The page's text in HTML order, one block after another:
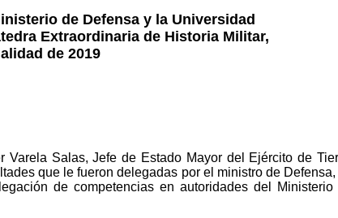
de Defensa y la Universidad
Extraordinaria de Historia Militar,
de 2019
Salas, Jefe de Estado Mayor del Ejército de
que le fueron delegadas por el ministro de Defensa,
de competencias en autoridades del Ministerio